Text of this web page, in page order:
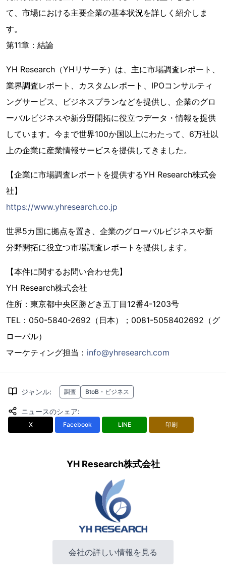
て、市場における主要企業の基本状況を詳しく紹介しま
す。
第11章：結論
YH Research（YHリサーチ）は、主に市場調査レポート、
業界調査レポート、カスタムレポート、IPOコンサルティ
ングサービス、ビジネスプランなどを提供し、企業のグロ
ーバルビジネスや新分野開拓に役立つデータ・情報を提供
しています。今まで世界100か国以上にわたって、6万社以
上の企業に産業情報サービスを提供してきました。
【企業に市場調査レポートを提供するYH Research株式会
社】
https://www.yhresearch.co.jp
世界5カ国に拠点を置き、企業のグローバルビジネスや新
分野開拓に役立つ市場調査レポートを提供します。
【本件に関するお問い合わせ先】
YH Research株式会社
住所：東京都中央区勝どき五丁目12番4-1203号
TEL：050-5840-2692（日本）；0081-5058402692（グ
ローバル）
マーケティング担当： info@yhresearch.com
ジャンル: 調査 BtoB・ビジネス
ニュースのシェア:
X Facebook LINE 印刷
YH Research株式会社
会社の詳しい情報を見る